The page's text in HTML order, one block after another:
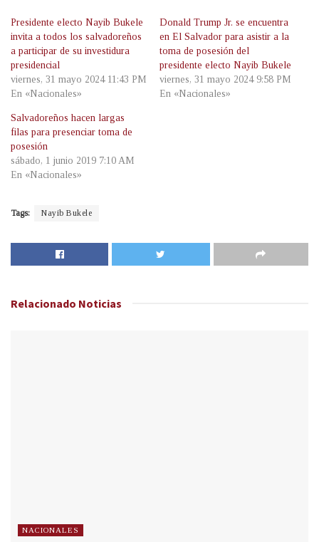
Presidente electo Nayib Bukele
invita a todos los salvadoreños
a participar de su investidura
presidencial
viernes, 31 mayo 2024 11:43 PM
En «Nacionales»
Donald Trump Jr. se encuentra
en El Salvador para asistir a la
toma de posesión del
presidente electo Nayib Bukele
viernes, 31 mayo 2024 9:58 PM
En «Nacionales»
Salvadoreños hacen largas
filas para presenciar toma de
posesión
sábado, 1 junio 2019 7:10 AM
En «Nacionales»
Tags: Nayib Bukele
Relacionado Noticias
NACIONALES